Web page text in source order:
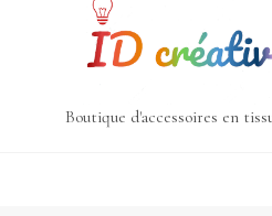
Boutique d'accessoires en